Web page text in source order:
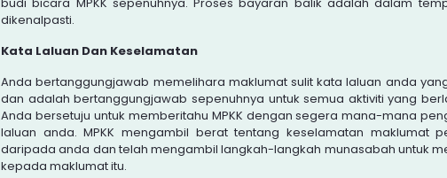
dikenalpasti.
Kata Laluan Dan Keselamatan
Anda bertanggungjawab memelihara maklumat sulit kata laluan anda
dan adalah bertanggungjawab sepenuhnya untuk semua aktiviti yang
Anda bersetuju untuk memberitahu MPKK dengan segera mana-mana
laluan anda. MPKK mengambil berat tentang keselamatan maklumat
daripada anda dan telah mengambil langkah-langkah munasabah untuk
kepada maklumat itu.